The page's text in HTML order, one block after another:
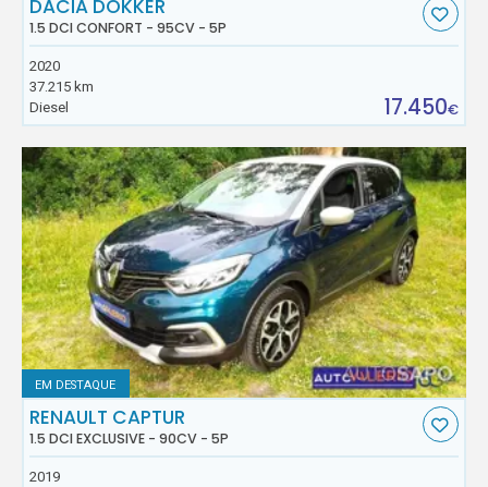
DACIA DOKKER
1.5 DCI CONFORT - 95CV - 5P
2020
37.215 km
Diesel
17.450€
EM DESTAQUE
RENAULT CAPTUR
1.5 DCI EXCLUSIVE - 90CV - 5P
2019